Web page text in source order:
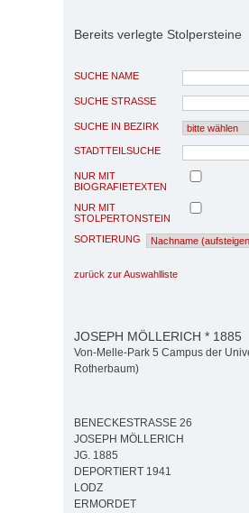
Bereits verlegte Stolpersteine
SUCHE NAME
SUCHE STRASSE
SUCHE IN BEZIRK
STADTTEILSUCHE
NUR MIT
BIOGRAFIETEXTEN
NUR MIT
STOLPERTONSTEIN
SORTIERUNG
zurück zur Auswahlliste
JOSEPH MÖLLERICH * 1885
Von-Melle-Park 5 Campus der
Rotherbaum)
BENECKESTRASSE 26
JOSEPH MÖLLERICH
JG. 1885
DEPORTIERT 1941
LODZ
ERMORDET